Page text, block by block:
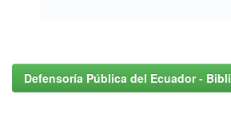
Defensoría Pública del Ecuador -